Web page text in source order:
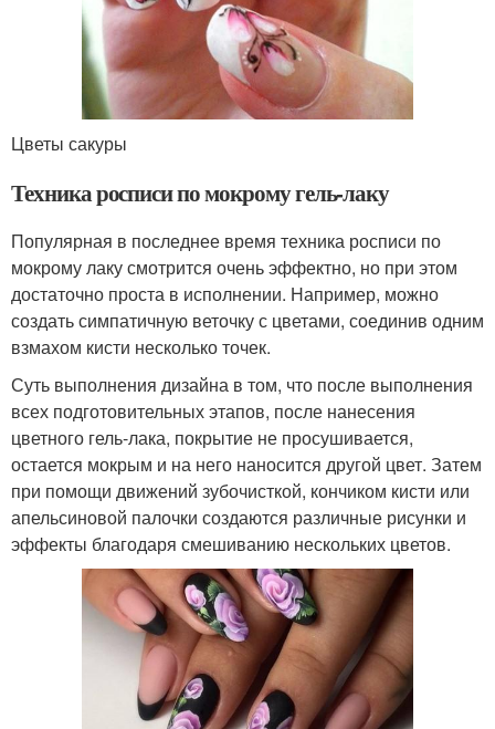
Цветы сакуры
Техника росписи по мокрому гель-лаку
Популярная в последнее время техника росписи по
мокрому лаку смотрится очень эффектно, но при этом
достаточно проста в исполнении. Например, можно
создать симпатичную веточку с цветами, соединив одним
взмахом кисти несколько точек.
Суть выполнения дизайна в том, что после выполнения
всех подготовительных этапов, после нанесения
цветного гель-лака, покрытие не просушивается,
остается мокрым и на него наносится другой цвет. Затем
при помощи движений зубочисткой, кончиком кисти или
апельсиновой палочки создаются различные рисунки и
эффекты благодаря смешиванию нескольких цветов.